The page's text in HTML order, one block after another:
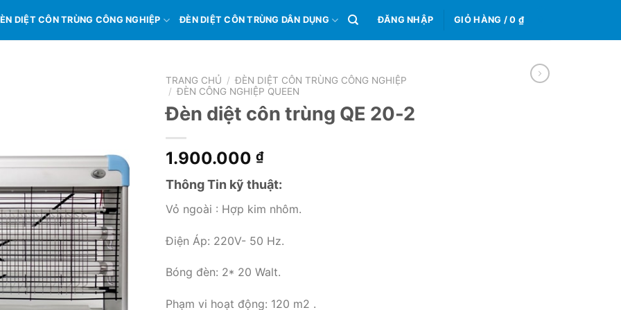
DIỆT CÔN TRÙNG CÔNG NGHIỆP ĐÈN DIỆT CÔN TRÙNG DÂN DỤNG ĐĂNG NHẬP GIỎ HÀNG /0 ₫
TRANG CHỦ / ĐÈN DIỆT CÔN TRÙNG CÔNG NGHIỆP
/ ĐÈN CÔNG NGHIỆP QUEEN
Đèn diệt côn trùng QE 20-2
1.900.000 ₫
Thông Tin kỹ thuật:
Vỏ ngoài : Hợp kim nhôm.
Điện Áp: 220V- 50 Hz.
Bóng đèn: 2* 20 Walt.
Phạm vi hoạt động: 120 m2 .